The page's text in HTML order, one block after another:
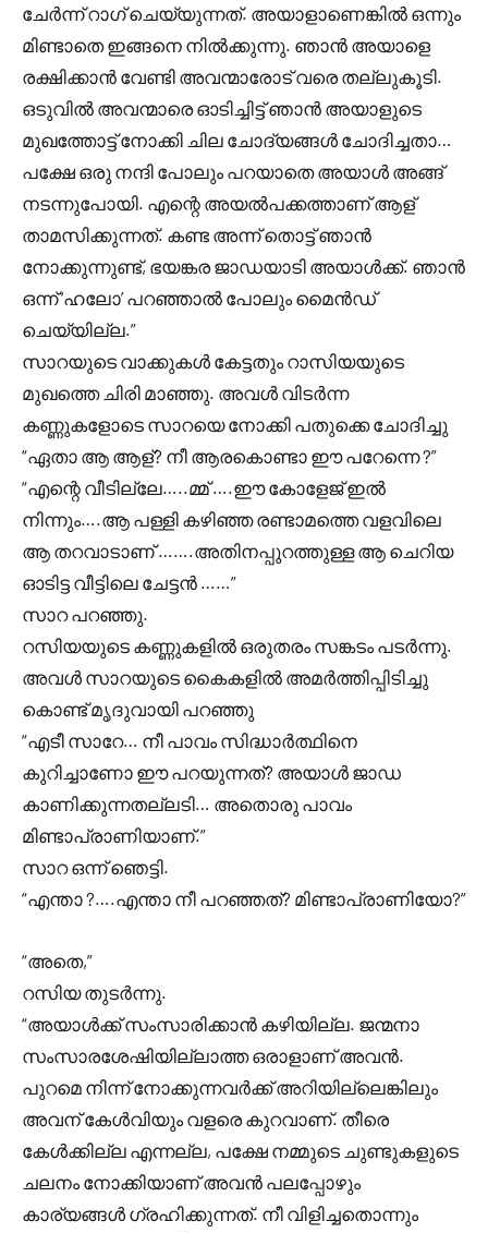
ചേർന്ന് റാഗ് ചെയ്യുന്നത്. അയാളാണെങ്കിൽ ഒന്നും
മിണ്ടാതെ ഇങ്ങനെ നിൽക്കുന്നു. ഞാൻ അയാളെ
രക്ഷിക്കാൻ വേണ്ടി അവന്മാരോട് വരെ തല്ലുകൂടി.
ഒടുവിൽ അവന്മാരെ ഓടിച്ചിട്ട് ഞാൻ അയാളുടെ
മുഖത്തോട്ട് നോക്കി ചില ചോദ്യങ്ങൾ ചോദിച്ചതാ…
പക്ഷേ ഒരു നന്ദി പോലും പറയാതെ അയാൾ അങ്ങ്
നടന്നുപോയി. എന്റെ അയൽപക്കത്താണ് ആള്
താമസിക്കുന്നത്. കണ്ട അന്ന് തൊട്ട് ഞാൻ
നോക്കുന്നുണ്ട്, ഭയങ്കര ജാഡയാടി അയാൾക്ക്. ഞാൻ
ഒന്ന് ‘ഹലോ’ പറഞ്ഞാൽ പോലും മൈൻഡ്
ചെയ്യില്ല.”
സാറയുടെ വാക്കുകൾ കേട്ടതും റാസിയയുടെ
മുഖത്തെ ചിരി മാഞ്ഞു. അവൾ വിടർന്ന
കണ്ണുകളോടെ സാറയെ നോക്കി പതുക്കെ ചോദിച്ചു
“ഏതാ ആ ആള്? നീ ആരകൊണ്ടാ ഈ പറേന്നെ ?”
“എന്റെ വീടില്ലേ…..മ്മ് ….ഈ കോളേജ് ഇൽ
നിന്നും….ആ പള്ളി കഴിഞ്ഞ രണ്ടാമത്തെ വളവിലെ
ആ തറവാടാണ് …….അതിനപ്പുറത്തുള്ള ആ ചെറിയ
ഓടിട്ട വീട്ടിലെ ചേട്ടൻ ……”
സാറ പറഞ്ഞു.
റസിയയുടെ കണ്ണുകളിൽ ഒരുതരം സങ്കടം പടർന്നു.
അവൾ സാറയുടെ കൈകളിൽ അമർത്തിപ്പിടിച്ചു
കൊണ്ട് മൃദുവായി പറഞ്ഞു
“എടീ സാറേ… നീ പാവം സിദ്ധാർത്ഥിനെ
കുറിച്ചാണോ ഈ പറയുന്നത്? അയാൾ ജാഡ
കാണിക്കുന്നതല്ലടി… അതൊരു പാവം
മിണ്ടാപ്രാണിയാണ്.”
സാറ ഒന്ന് ഞെട്ടി.
“എന്താ ?….എന്താ നീ പറഞ്ഞത്? മിണ്ടാപ്രാണിയോ?”
“അതെ,”
റസിയ തുടർന്നു.
“അയാൾക്ക് സംസാരിക്കാൻ കഴിയില്ല. ജന്മനാ
സംസാരശേഷിയില്ലാത്ത ഒരാളാണ് അവൻ.
പുറമെ നിന്ന് നോക്കുന്നവർക്ക് അറിയില്ലെങ്കിലും
അവന് കേൾവിയും വളരെ കുറവാണ്. തീരെ
കേൾക്കില്ല എന്നല്ല, പക്ഷേ നമ്മുടെ ചുണ്ടുകളുടെ
ചലനം നോക്കിയാണ് അവൻ പലപ്പോഴും
കാര്യങ്ങൾ ഗ്രഹിക്കുന്നത്. നീ വിളിച്ചതൊന്നും